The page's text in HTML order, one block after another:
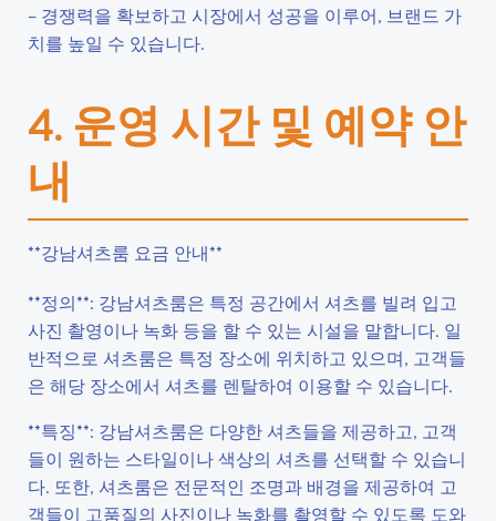
– 경쟁력을 확보하고 시장에서 성공을 이루어, 브랜드 가
치를 높일 수 있습니다.
4. 운영 시간 및 예약 안
내
**강남셔츠룸 요금 안내**
**정의**: 강남셔츠룸은 특정 공간에서 셔츠를 빌려 입고
사진 촬영이나 녹화 등을 할 수 있는 시설을 말합니다. 일
반적으로 셔츠룸은 특정 장소에 위치하고 있으며, 고객들
은 해당 장소에서 셔츠를 렌탈하여 이용할 수 있습니다.
**특징**: 강남셔츠룸은 다양한 셔츠들을 제공하고, 고객
들이 원하는 스타일이나 색상의 셔츠를 선택할 수 있습니
다. 또한, 셔츠룸은 전문적인 조명과 배경을 제공하여 고
객들이 고품질의 사진이나 녹화를 촬영할 수 있도록 도와